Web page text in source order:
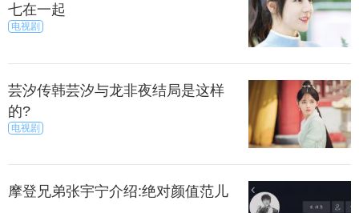
七在一起
电视剧
芸汐传韩芸汐与龙非夜结局是这样
的?
电视剧
摩登兄弟张宇宁介绍:绝对颜值范儿